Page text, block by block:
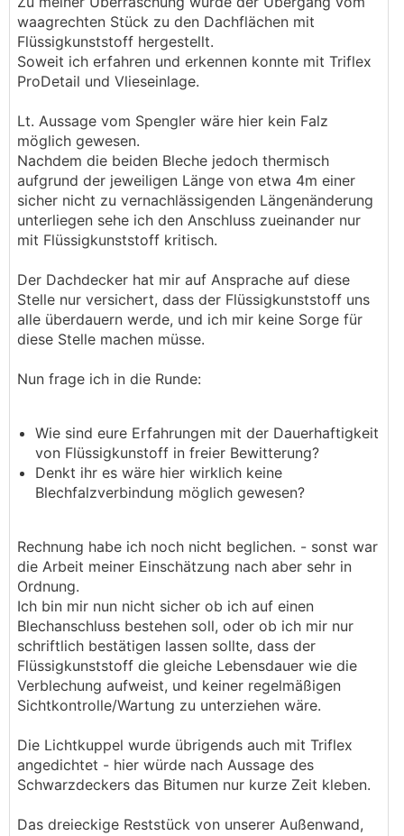
waagrechten Stück zu den Dachflächen mit
Flüssigkunststoff hergestellt.
Soweit ich erfahren und erkennen konnte mit Triflex
ProDetail und Vlieseinlage.
Lt. Aussage vom Spengler wäre hier kein Falz
möglich gewesen.
Nachdem die beiden Bleche jedoch thermisch
aufgrund der jeweiligen Länge von etwa 4m einer
sicher nicht zu vernachlässigenden Längenänderung
unterliegen sehe ich den Anschluss zueinander nur
mit Flüssigkunststoff kritisch.
Der Dachdecker hat mir auf Ansprache auf diese
Stelle nur versichert, dass der Flüssigkunststoff uns
alle überdauern werde, und ich mir keine Sorge für
diese Stelle machen müsse.
Nun frage ich in die Runde:
Wie sind eure Erfahrungen mit der Dauerhaftigkeit
von Flüssigkunstoff in freier Bewitterung?
Denkt ihr es wäre hier wirklich keine
Blechfalzverbindung möglich gewesen?
Rechnung habe ich noch nicht beglichen. - sonst war
die Arbeit meiner Einschätzung nach aber sehr in
Ordnung.
Ich bin mir nun nicht sicher ob ich auf einen
Blechanschluss bestehen soll, oder ob ich mir nur
schriftlich bestätigen lassen sollte, dass der
Flüssigkunststoff die gleiche Lebensdauer wie die
Verblechung aufweist, und keiner regelmäßigen
Sichtkontrolle/Wartung zu unterziehen wäre.
Die Lichtkuppel wurde übrigends auch mit Triflex
angedichtet - hier würde nach Aussage des
Schwarzdeckers das Bitumen nur kurze Zeit kleben.
Das dreieckige Reststück von unserer Außenwand,